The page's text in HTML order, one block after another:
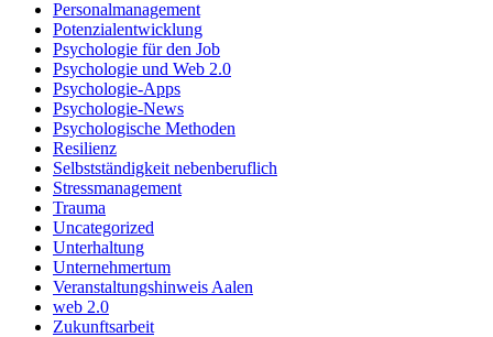
Personalmanagement
Potenzialentwicklung
Psychologie für den Job
Psychologie und Web 2.0
Psychologie-Apps
Psychologie-News
Psychologische Methoden
Resilienz
Selbstständigkeit nebenberuflich
Stressmanagement
Trauma
Uncategorized
Unterhaltung
Unternehmertum
Veranstaltungshinweis Aalen
web 2.0
Zukunftsarbeit